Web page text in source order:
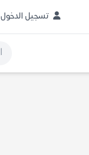
تسجيل الدخول